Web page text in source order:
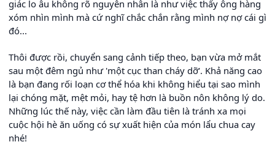
giác lo âu không rõ nguyên nhân là như việc thấy ông hàng
xóm nhìn mình mà cứ nghĩ chắc chắn rằng mình nợ nợ cái gì
đó...
Thôi được rồi, chuyển sang cảnh tiếp theo, bạn vừa mở mắt
sau một đêm ngủ như 'một cục than cháy dỡ'. Khả năng cao
là bạn đang rối loạn cơ thể hóa khi không hiểu tại sao mình
lại chóng mặt, mệt mỏi, hay tệ hơn là buồn nôn không lý do.
Những lúc thế này, việc cần làm đầu tiên là tránh xa mọi
cuộc hội hè ăn uống có sự xuất hiện của món lẩu chua cay
nhé!